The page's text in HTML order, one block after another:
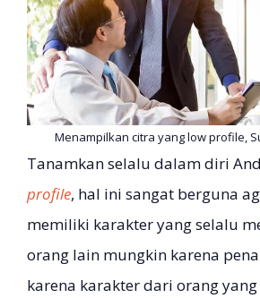
Menampilkan citra yang low profile,
Tanamkan selalu dalam diri
profile, hal ini sangat berguna
memiliki karakter yang selalu
orang lain mungkin karena
karena karakter dari orang